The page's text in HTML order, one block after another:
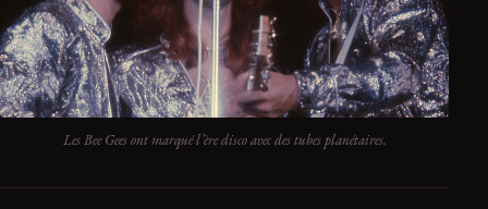
Les Bee Gees ont marqué l’ère disco avec des tubes planétaires.